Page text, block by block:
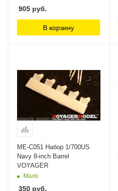
905 руб.
В корзину
ME-C051 Набор 1/700US
Navy 8-inch Barrel
VOYAGER
Мало
350 руб.